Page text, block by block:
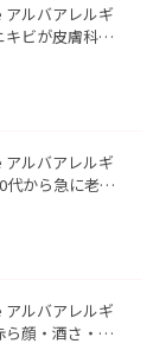
ルバアレルギ
ビが皮膚科で
ルバアレルギ
代から急に老け
ルバアレルギ
顔・酒さ・ニ